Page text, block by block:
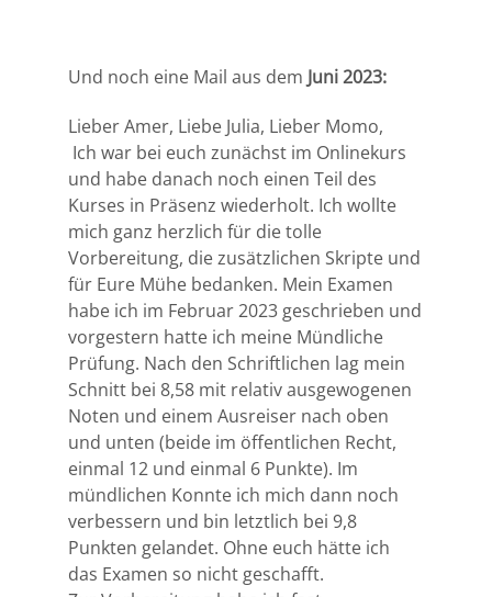
Und noch eine Mail aus dem Juni 2023:
Lieber Amer, Liebe Julia, Lieber Momo,
Ich war bei euch zunächst im Onlinekurs
und habe danach noch einen Teil des
Kurses in Präsenz wiederholt. Ich wollte
mich ganz herzlich für die tolle
Vorbereitung, die zusätzlichen Skripte und
für Eure Mühe bedanken. Mein Examen
habe ich im Februar 2023 geschrieben und
vorgestern hatte ich meine Mündliche
Prüfung. Nach den Schriftlichen lag mein
Schnitt bei 8,58 mit relativ ausgewogenen
Noten und einem Ausreiser nach oben
und unten (beide im öffentlichen Recht,
einmal 12 und einmal 6 Punkte). Im
mündlichen Konnte ich mich dann noch
verbessern und bin letztlich bei 9,8
Punkten gelandet. Ohne euch hätte ich
das Examen so nicht geschafft.